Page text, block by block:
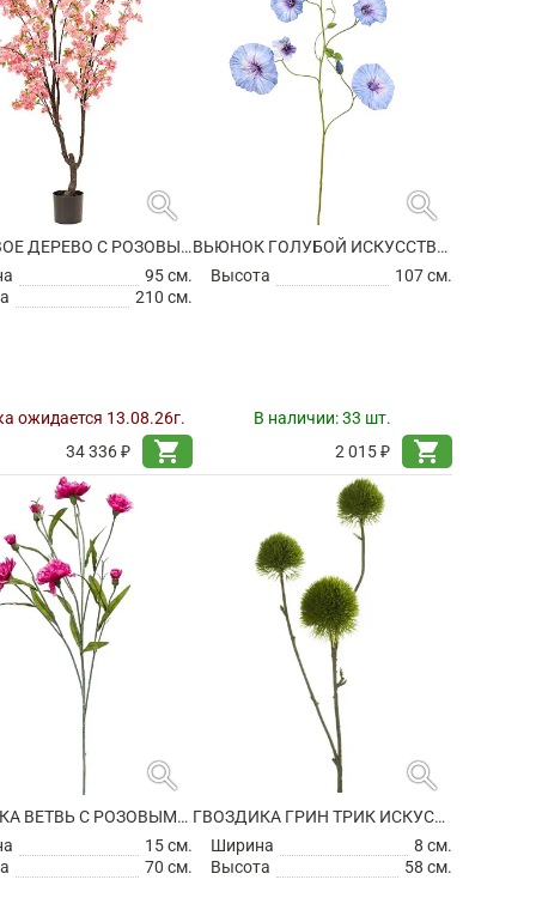
search
ВИШНЕВОЕ ДЕРЕВО С РОЗОВЫМИ ЦВЕТАМИ ИСКУССТВЕННОЕ
95 см.
210 см.
ожидается 13.08.26г.
34 336 ₽
shopping_cart
search
ВЬЮНОК ГОЛУБОЙ ИСКУССТВЕННЫЙ
Высота
107 см.
В наличии:33 шт.
2 015 ₽
shopping_cart
search
ГВОЗДИКА ВЕТВЬ С РОЗОВЫМИ ЦВЕТАМИ ИСКУССТВЕННАЯ
15 см.
70 см.
search
ГВОЗДИКА ГРИН ТРИК ИСКУССТВЕННАЯ
Ширина
8 см.
Высота
58 см.